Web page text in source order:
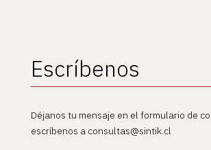
Escríbenos
Déjanos tu mensaje en el formulario de
escríbenos a consultas@sintik.cl